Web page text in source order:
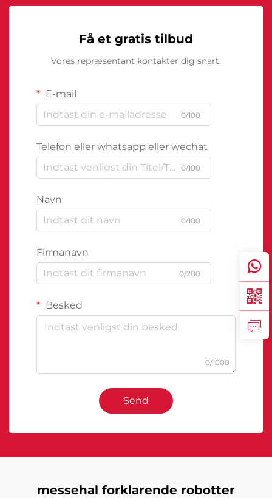
Få et gratis tilbud
Vores repræsentant kontakter dig snart.
E-mail
0/100
Telefon eller whatsapp eller wechat
0/100
Navn
0/100
Firmanavn
0/200
Besked
0/1000
Send
messehal forklarende robotter